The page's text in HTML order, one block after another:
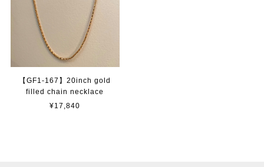
【GF1-167】20inch gold
filled chain necklace
¥17,840